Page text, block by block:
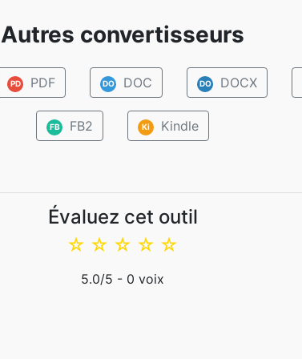
Autres convertisseurs
PD PDF DO DOC DO DOCX
FB FB2 Ki Kindle
Évaluez cet outil
☆
☆
☆
☆
☆
5.0/5 - 0 voix